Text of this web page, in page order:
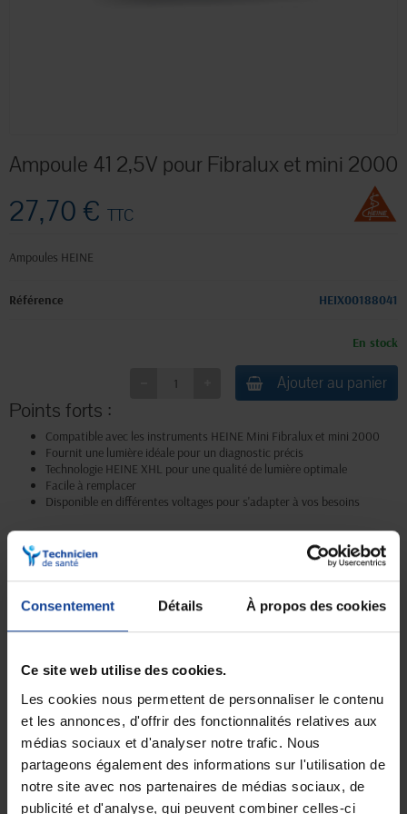
Consentement Détails À propos des cookies
Ce site web utilise des cookies.
Les cookies nous permettent de personnaliser le contenu
et les annonces, d'offrir des fonctionnalités relatives aux
médias sociaux et d'analyser notre trafic. Nous
partageons également des informations sur l'utilisation de
notre site avec nos partenaires de médias sociaux, de
publicité et d'analyse, qui peuvent combiner celles-ci
Ampoule 41 2,5V pour Fibralux et mini 2000
27,70 € TTC
Ampoules HEINE
Référence HEIX00188041
En stock
Ajouter au panier
Points forts :
Compatible avec les instruments HEINE Mini Fibralux et mini 2000
Fournit une lumière idéale pour un diagnostic précis
Technologie HEINE XHL pour une qualité de lumière optimale
Facile à remplacer
Disponible en différentes voltages pour s'adapter à vos besoins
Livraison gratuite
En magasin Technicien de santé
Paiement sécurisé
Paiement en ligne 100% sécurisé par
Expédition Service client
18h
Le vendredi jusqu'à 17h